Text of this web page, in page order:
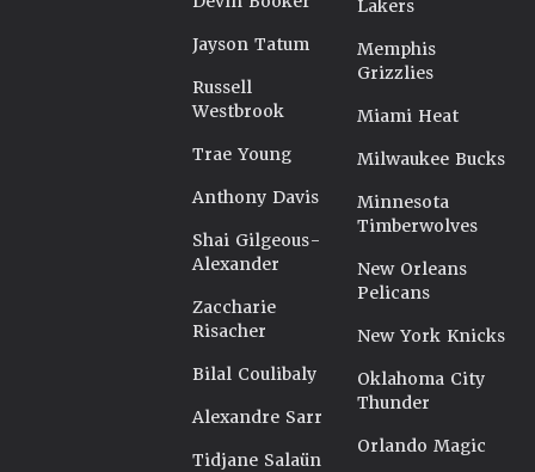
Jayson Tatum
Russell
Westbrook
Trae Young
Anthony Davis
Shai Gilgeous-
Alexander
Zaccharie
Risacher
Bilal Coulibaly
Alexandre Sarr
Tidjane Salaün
Lakers
Memphis
Grizzlies
Miami Heat
Milwaukee Bucks
Minnesota
Timberwolves
New Orleans
Pelicans
New York Knicks
Oklahoma City
Thunder
Orlando Magic